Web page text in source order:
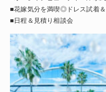
■花嫁気分を満喫◎ドレス試着
■日程＆見積り相談会